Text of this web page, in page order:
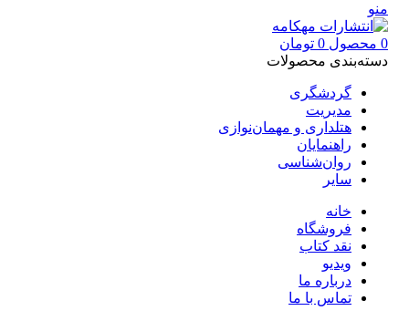
منو
0 محصول 0 تومان
دسته‌بندی محصولات
گردشگری
مدیریت
هتلداری و مهمان‌نوازی
راهنمایان
روان‌شناسی
سایر
خانه
فروشگاه
نقد کتاب
ویدیو
درباره‌ ما
تماس با ما